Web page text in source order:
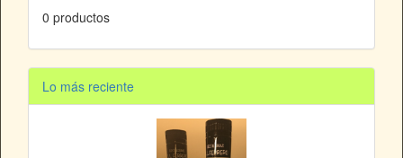
0 productos
Lo más reciente